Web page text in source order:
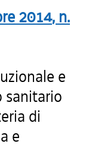
2014, n.
e
sanitario
di
e